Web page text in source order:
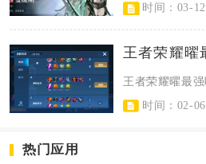
时间：03-12
时间：02-06
热门应用